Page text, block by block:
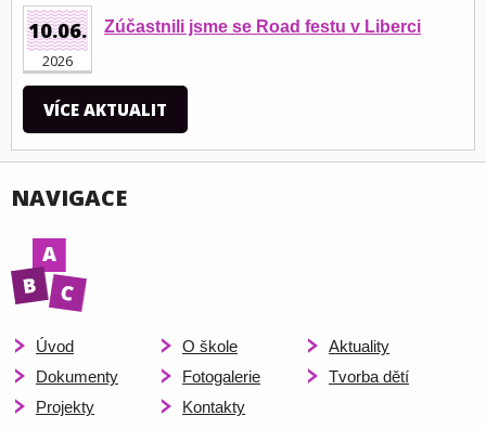
10.06.
2026
Zúčastnili jsme se Road festu v Liberci
VÍCE AKTUALIT
NAVIGACE
Úvod O škole
Aktuality
Dokumenty
Fotogalerie
Tvorba dětí
Projekty
Kontakty